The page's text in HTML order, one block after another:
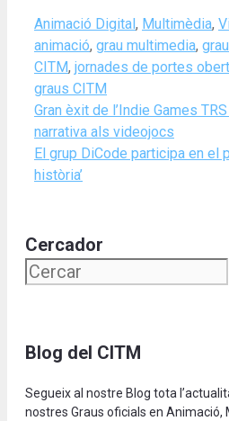
Categories
Animació Digital , Multimèdia,
animació, grau multimedia,
CITM, jornades de portes
graus CITM
Gran èxit de l’Indie Games
narrativa als videojocs
El grup DiCode participa en el
història’
Cercador
Blog del CITM
Segueix al nostre Blog tota
nostres Graus oficials en Animació,